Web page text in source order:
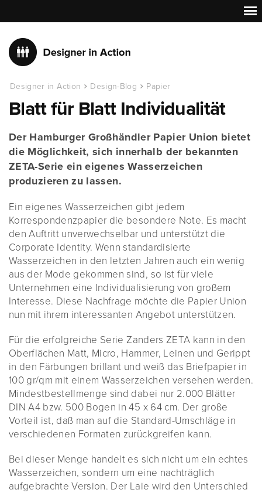
Designer in Action Design-Blog Papier
Blatt für Blatt Individualität
Der Hamburger Großhändler Papier Union bietet
die Möglichkeit, sich innerhalb der bekannten
ZETA-Serie ein eigenes Wasserzeichen
produzieren zu lassen.
Ein eigenes Wasserzeichen gibt jedem
Korrespondenzpapier die besondere Note. Es macht
den Auftritt unverwechselbar und unterstützt die
Corporate Identity. Wenn standardisierte
Wasserzeichen in den letzten Jahren auch ein wenig
aus der Mode gekommen sind, so ist für viele
Unternehmen eine Individualisierung von großem
Interesse. Diese Nachfrage möchte die Papier Union
nun mit ihrem interessanten Angebot unterstützen.
Für die erfolgreiche Serie Zanders ZETA kann in den
Oberflächen Matt, Micro, Hammer, Leinen und Gerippt
in den Färbungen brillant und weiß das Briefpapier in
100 gr/qm mit einem Wasserzeichen versehen werden.
Mindestbestellmenge sind dabei nur 2.000 Blätter
DIN A4 bzw. 500 Bogen in 45 x 64 cm. Der große
Vorteil ist, daß man auf die Standard-Umschläge in
verschiedenen Formaten zurückgreifen kann.
Bei dieser Menge handelt es sich nicht um ein echtes
Wasserzeichen, sondern um eine nachträglich
aufgebrachte Version. Der Laie wird den Unterschied